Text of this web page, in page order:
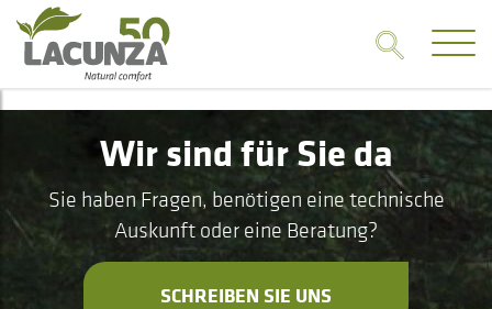
Wir sind für Sie da
Sie haben Fragen, benötigen eine technische
Auskunft oder eine Beratung?
SCHREIBEN SIE UNS